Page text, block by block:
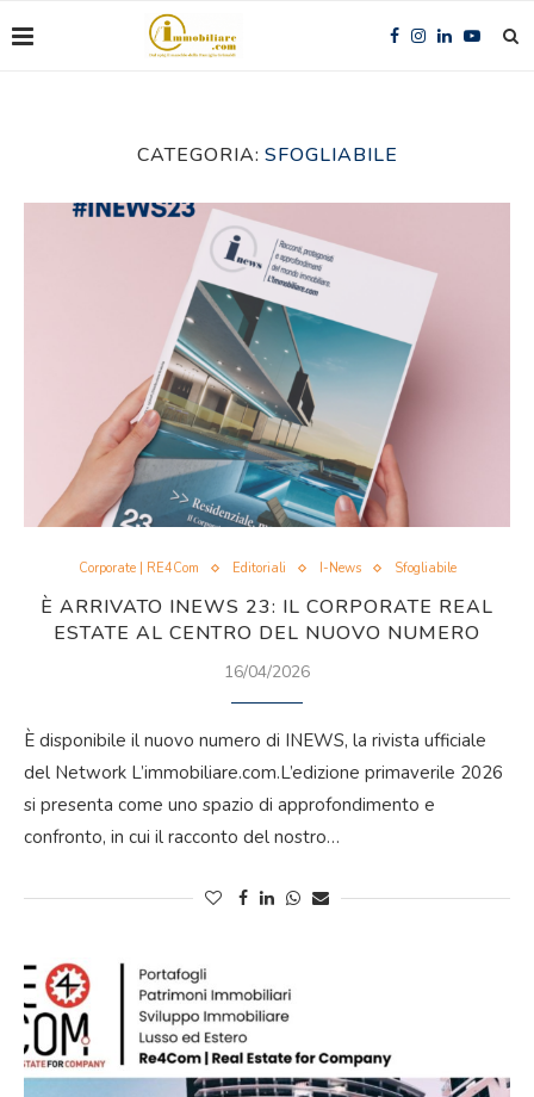
CATEGORIA: SFOGLIABILE
Corporate | RE4Com Editoriali I-News Sfogliabile
È ARRIVATO INEWS 23: IL CORPORATE REAL
ESTATE AL CENTRO DEL NUOVO NUMERO
16/04/2026
È disponibile il nuovo numero di INEWS, la rivista ufficiale
del Network L’immobiliare.com.L’edizione primaverile 2026
si presenta come uno spazio di approfondimento e
confronto, in cui il racconto del nostro…